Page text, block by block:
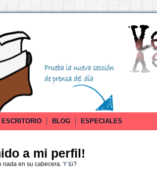
ESCRITORIO BLOG ESPECIALES
a mi perfil!
nada en su cabecera. Y tú?